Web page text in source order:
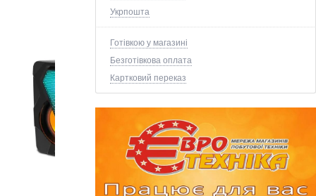
Укрпошта
Готівкою у магазині
Безготівкова оплата
Картковий переказ